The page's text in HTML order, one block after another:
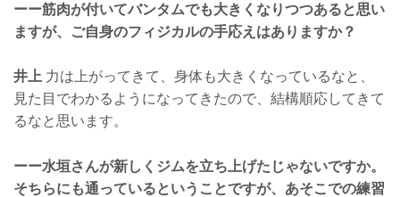
ーー筋肉が付いてバンタムでも大きくなりつつあると思い
ますが、ご自身のフィジカルの手応えはありますか？
井上 力は上がってきて、身体も大きくなっているなと、
見た目でわかるようになってきたので、結構順応してきて
るなと思います。
ーー水垣さんが新しくジムを立ち上げたじゃないですか。
そちらにも通っているということですが、あそこでの練習